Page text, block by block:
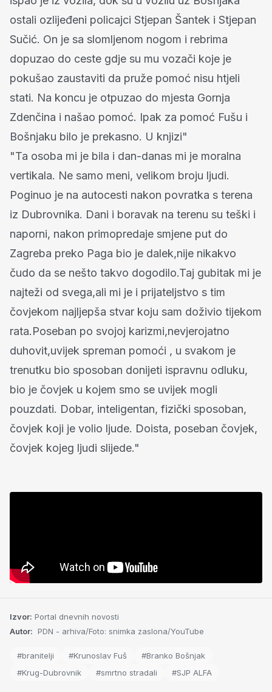
ostali ozlijeđeni policajci Stjepan Šantek i Stjepan
Sučić. On je sa slomljenom nogom i rebrima
dopuzao do ceste gdje su mu vozači koje je
pokušao zaustaviti da pruže pomoć nisu htjeli
stati. Na koncu je otpuzao do mjesta Gornja
Zdenčina i našao pomoć. Ipak za pomoć Fušu i
Bošnjaku bilo je prekasno. U knjizi"
"Ta osoba mi je bila i dan-danas mi je moralna
vertikala. Ne samo meni, velikom broju ljudi.
Poginuo je na autocesti nakon povratka s terena
iz Dubrovnika. Dani i boravak na terenu su teški i
naporni, nakon primopredaje smjene put do
Zagreba preko Paga bio je dalek,nije nikakvo
čudo da se nešto takvo dogodilo.Taj gubitak mi je
najteži od svega,ali mi je i prijateljstvo s tim
čovjekom najljepša stvar koju sam doživio tijekom
rata.Poseban po svojoj karizmi,nevjerojatno
duhovit,uvijek spreman pomoći , u svakom je
trenutku bio sposoban donijeti ispravnu odluku,
bio je čovjek u kojem smo se uvijek mogli
pouzdati. Dobar, inteligentan, fizički sposoban,
čovjek koji je volio ljude. Doista, poseban čovjek,
čovjek kojeg ljudi slijede."
Izvor: Portal dnevnih novosti
Autor: PDN - arhiva/Foto: snimka zaslona/YouTube
#branitelji #Krunoslav Fuš
#Branko Bošnjak
#Krug-Dubrovnik
#smrtno stradali #SJP ALFA